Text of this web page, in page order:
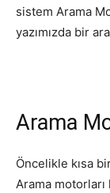
sistem Arama
yazımızda bir
Arama
Öncelikle kısa
Arama motorları